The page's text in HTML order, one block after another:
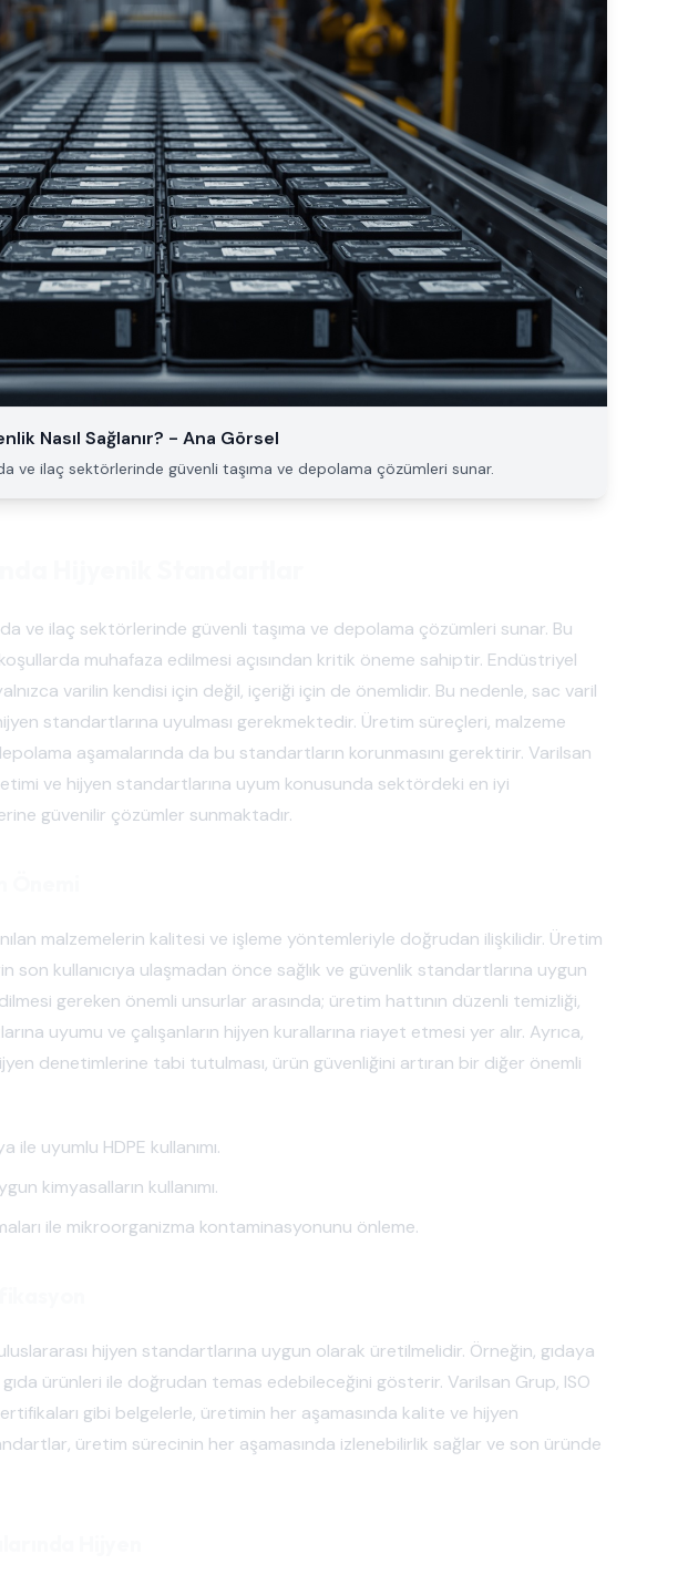
Nasıl Sağlanır? - Ana Görsel
ve ilaç sektörlerinde güvenli taşıma ve depolama çözümleri sunar.
ve ilaç sektörlerinde güvenli taşıma ve depolama çözümleri sunar. Bu
muhafaza edilmesi açısından kritik öneme sahiptir. Endüstriyel
varilin kendisi için değil, içeriği için de önemlidir. Bu nedenle, sac varil
standartlarına uyulması gerekmektedir. Üretim süreçleri, malzeme
aşamalarında da bu standartların korunmasını gerektirir. Varilsan
ve hijyen standartlarına uyum konusunda sektördeki en iyi
güvenilir çözümler sunmaktadır.
malzemelerin kalitesi ve işleme yöntemleriyle doğrudan ilişkilidir. Üretim
son kullanıcıya ulaşmadan önce sağlık ve güvenlik standartlarına uygun
gereken önemli unsurlar arasında; üretim hattının düzenli temizliği,
uyumu ve çalışanların hijyen kurallarına riayet etmesi yer alır. Ayrıca,
denetimlerine tabi tutulması, ürün güvenliğini artıran bir diğer önemli
ile uyumlu HDPE kullanımı.
kimyasalların kullanımı.
ile mikroorganizma kontaminasyonunu önleme.
hijyen standartlarına uygun olarak üretilmelidir. Örneğin, gıdaya
ürünleri ile doğrudan temas edebileceğini gösterir. Varilsan Grup, ISO
gibi belgelerle, üretimin her aşamasında kalite ve hijyen
üretim sürecinin her aşamasında izlenebilirlik sağlar ve son üründe